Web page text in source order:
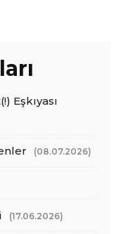
Eşkıyası
(08.07.2026)
(17.06.2026)